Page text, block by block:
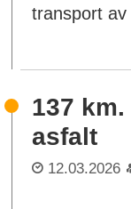
transport
137
asfalt
12.03.2026